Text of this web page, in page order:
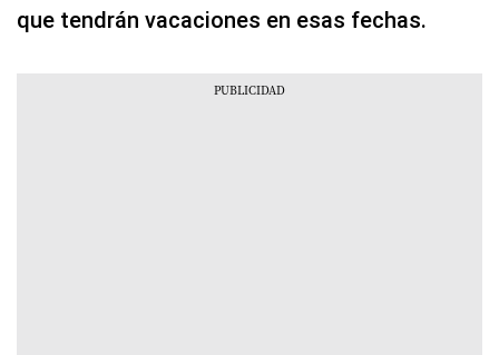
que tendrán vacaciones en esas fechas.